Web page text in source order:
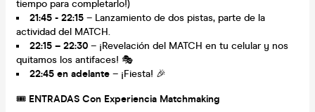
tiempo para completarlo!)
21:45 - 22:15 – Lanzamiento de dos pistas, parte de la
actividad del MATCH.
22:15 – 22:30 – ¡Revelación del MATCH en tu celular y nos
quitamos los antifaces! 🎭
22:45 en adelante – ¡Fiesta! 🎉
🎟️ ENTRADAS Con Experiencia Matchmaking